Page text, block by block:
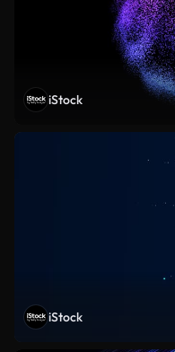
iStock
iStock